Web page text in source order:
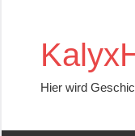
springen
Hier wird